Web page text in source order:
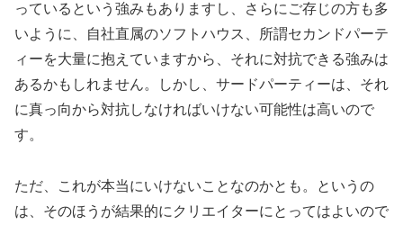
っているという強みもありますし、さらにご存じの方も多
いように、自社直属のソフトハウス、所謂セカンドパーテ
ィーを大量に抱えていますから、それに対抗できる強みは
あるかもしれません。しかし、サードパーティーは、それ
に真っ向から対抗しなければいけない可能性は高いので
す。
ただ、これが本当にいけないことなのかとも。というの
は、そのほうが結果的にクリエイターにとってはよいので